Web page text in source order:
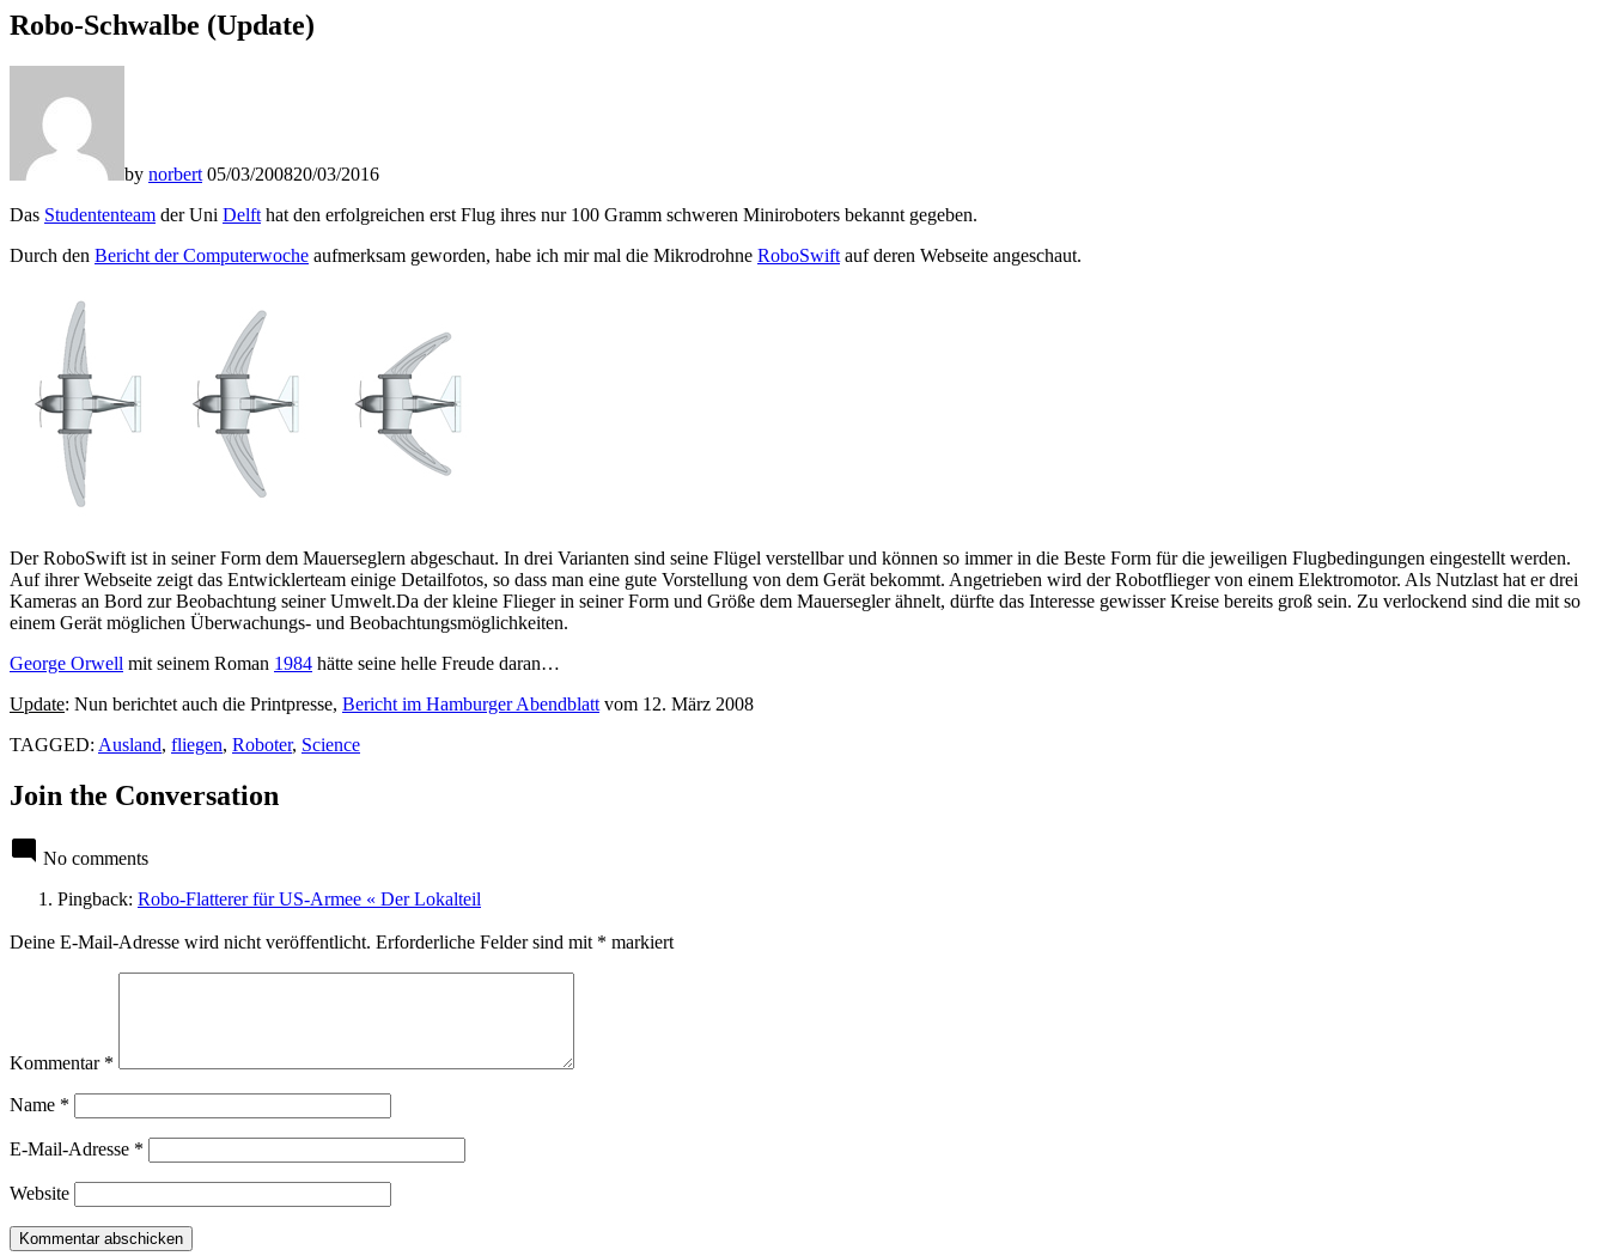
Robo-Schwalbe (Update)
by norbert 05/03/200820/03/2016
Das Studententeam der Uni Delft hat den erfolgreichen erst Flug ihres nur 100 Gramm schweren Miniroboters bekannt gegeben.
Durch den Bericht der Computerwoche aufmerksam geworden, habe ich mir mal die Mikrodrohne RoboSwift auf deren Webseite angeschaut.
Der RoboSwift ist in seiner Form dem Mauerseglern abgeschaut. In drei Varianten sind seine Flügel verstellbar und können so immer in die Beste Form für die jeweiligen Flugbedingungen eingestellt werden.
Auf ihrer Webseite zeigt das Entwicklerteam einige Detailfotos, so dass man eine gute Vorstellung von dem Gerät bekommt. Angetrieben wird der Robotflieger von einem Elektromotor. Als Nutzlast hat er drei
Kameras an Bord zur Beobachtung seiner Umwelt.Da der kleine Flieger in seiner Form und Größe dem Mauersegler ähnelt, dürfte das Interesse gewisser Kreise bereits groß sein. Zu verlockend sind die mit so
einem Gerät möglichen Überwachungs- und Beobachtungsmöglichkeiten.
George Orwell mit seinem Roman 1984 hätte seine helle Freude daran…
Update: Nun berichtet auch die Printpresse, Bericht im Hamburger Abendblatt vom 12. März 2008
TAGGED: Ausland, fliegen, Roboter, Science
Join the Conversation
No comments
Pingback: Robo-Flatterer für US-Armee « Der Lokalteil
Leave
Deine E-Mail-Adresse wird nicht veröffentlicht. Erforderliche Felder sind mit * markiert
Kommentar *
Name *
E-Mail-Adresse *
Website